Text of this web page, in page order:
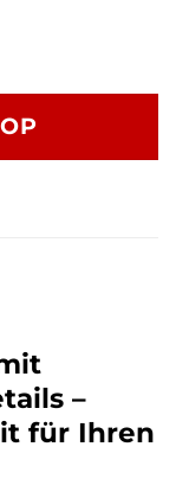
–
für Ihren